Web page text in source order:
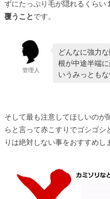
ずにたっぷり毛が隠れるくらい
覆うことです。
管理人
どんなに強力
根が中途半端
いうみっともな
そして最も注意してほしいの
らと言って赤こすりでゴシゴシ
りは絶対しない事をおすすめし